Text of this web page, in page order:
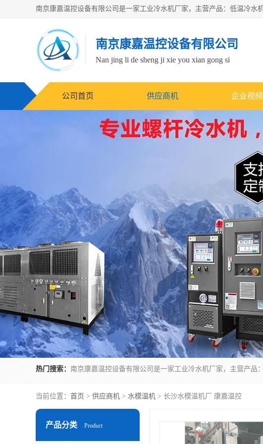
南京康嘉温控设备有限公司
Nan jing li de sheng ji xie you xian gong si
公司首页 供应商机 企业视频
热门搜索：
当前位置： 首页 > 供应商机 > 水模温机 > 长沙水模温机厂 康嘉温控
产品分类 Product